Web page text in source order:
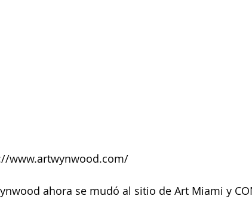
www.artwynwood.com/
ahora se mudó al sitio de Art Miami y